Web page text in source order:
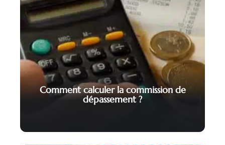
Comment calculer la commission de
dépassement ?